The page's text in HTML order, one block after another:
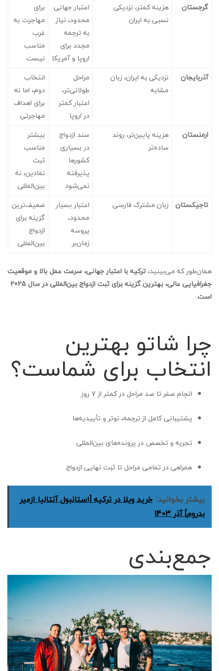
گرجستان
هزینه کمتر، نزدیکی
نسبی به ایران
اعتبار جهانی
محدود، نیاز
به ترجمه
مجدد برای
اروپا و آمریکا
برای
مهاجرت به
غرب
مناسب
نیست
آذربایجان
نزدیکی به ایران، زبان
مشابه
مراحل
طولانی‌تر،
اعتبار کمتر
در اروپا
انتخاب
دوم، اما نه
برای اهداف
مهاجرتی
ارمنستان
هزینه پایین‌تر، روند
ساده‌تر
سند ازدواج
در بسیاری
کشورها
پذیرفته
نمی‌شود
بیشتر
مناسب
ثبت
نمادین، نه
بین‌المللی
تاجیکستان زبان مشترک فارسی
اعتبار بسیار
محدود،
پروسه
زمان‌بر
ضعیف‌ترین
گزینه برای
ازدواج
بین‌المللی
همان‌طور که می‌بینید، ترکیه با اعتبار جهانی، سرعت عمل بالا و موقعیت
جغرافیایی عالی، بهترین گزینه برای ثبت ازدواج بین‌المللی در سال 2025
است.
چرا شاتو بهترین
انتخاب برای شماست؟
انجام صفر تا صد مراحل در کمتر از ۷ روز
پشتیبانی کامل از ترجمه، نوتر و تأییدیه‌ها
تجربه و تخصص در پرونده‌های بین‌المللی
همراهی در تمامی مراحل تا ثبت نهایی ازدواج
بیشتر بخوانید: خرید ویلا در ترکیه [استانبول آنتالیا ازمیر
بدروم] آذر 1403
جمع‌بندی